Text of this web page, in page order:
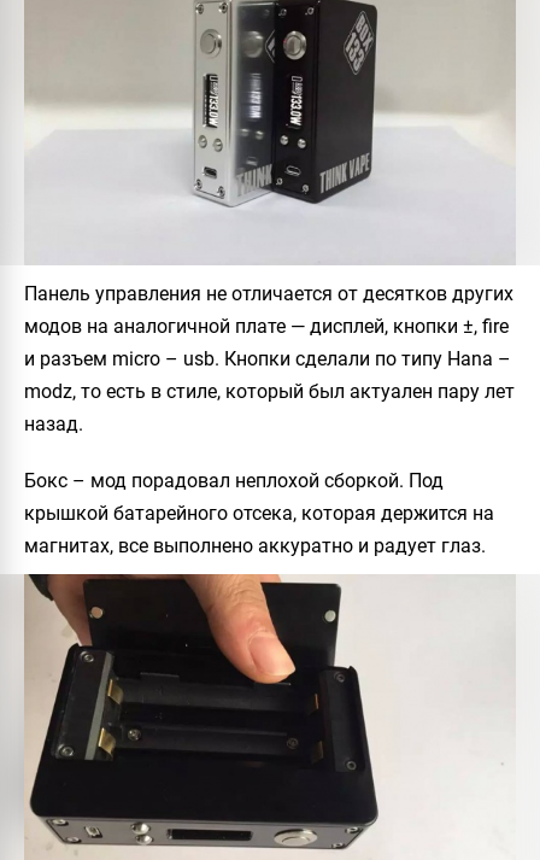
Панель управления не отличается от десятков других
модов на аналогичной плате — дисплей, кнопки ±, fire
и разъем micro – usb. Кнопки сделали по типу Hana –
modz, то есть в стиле, который был актуален пару лет
назад.
Бокс – мод порадовал неплохой сборкой. Под
крышкой батарейного отсека, которая держится на
магнитах, все выполнено аккуратно и радует глаз.